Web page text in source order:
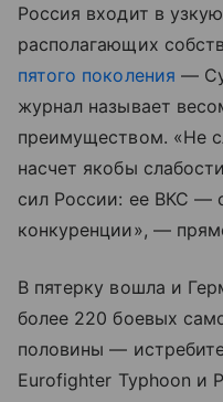
Россия входит в
располагающих
пятого поколения —
журнал называет
преимуществом. «Не
насчет якобы
сил России: ее ВКС —
конкуренции», —
В пятерку вошла и
более 220 боевых
половины —
Eurofighter Typhoon и